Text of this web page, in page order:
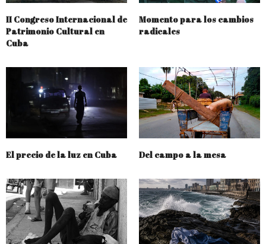
II Congreso Internacional de
Patrimonio Cultural en
Cuba
Momento para los cambios
radicales
El precio de la luz en Cuba Del campo a la mesa